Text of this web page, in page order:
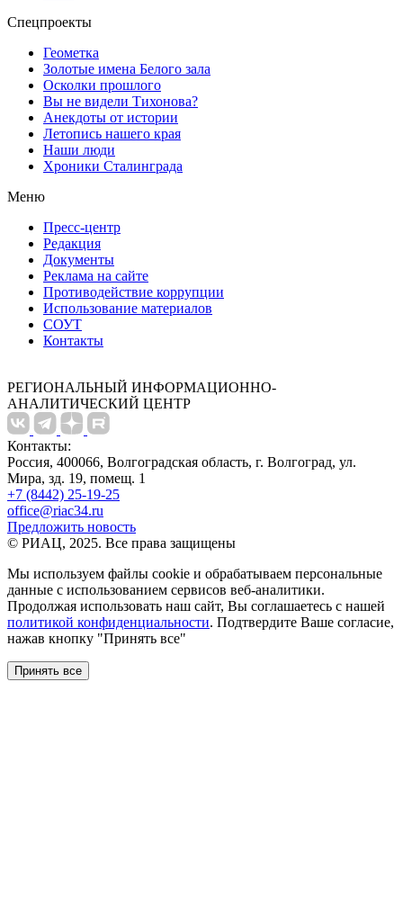
Спецпроекты
Геометка
Золотые имена Белого зала
Осколки прошлого
Вы не видели Тихонова?
Анекдоты от истории
Летопись нашего края
Наши люди
Хроники Сталинграда
Меню
Пресс-центр
Редакция
Документы
Реклама на сайте
Противодействие коррупции
Использование материалов
СОУТ
Контакты
РЕГИОНАЛЬНЫЙ ИНФОРМАЦИОННО-
АНАЛИТИЧЕСКИЙ ЦЕНТР
Контакты:
Россия, 400066, Волгоградская область, г. Волгоград, ул.
Мира, зд. 19, помещ. 1
+7 (8442) 25-19-25
office@riac34.ru
Предложить новость
© РИАЦ, 2025. Все права защищены
Мы используем файлы сookie и обрабатываем персональные
данные с использованием сервисов веб-аналитики.
Продолжая использовать наш сайт, Вы соглашаетесь с нашей
политикой конфиденциальности. Подтвердите Ваше согласие,
нажав кнопку "Принять все"
Принять все